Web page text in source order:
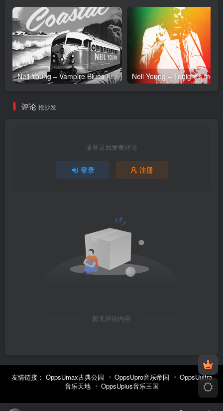
区
Neil Young – Vampire Blues (Live) – Single(054391239303)【24bit／96.0kHz】土耳其区
评论 抢沙发
请登录后发表评论
登录 注册
暂无评论内容
友情链接： OppsUmax古典公园 OppsUpro音乐帝国
OppsUultra
音乐天地
OppsUplus音乐王国